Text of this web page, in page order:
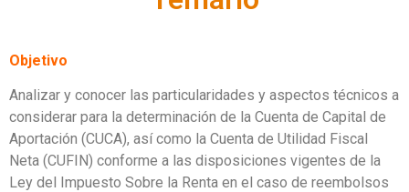
Objetivo
Analizar y conocer las particularidades y aspectos técnicos a
considerar para la determinación de la Cuenta de Capital de
Aportación (CUCA), así como la Cuenta de Utilidad Fiscal
Neta (CUFIN) conforme a las disposiciones vigentes de la
Ley del Impuesto Sobre la Renta en el caso de reembolsos